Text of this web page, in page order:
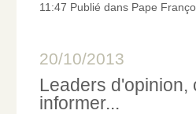
11:47 Publié dans Pape
20/10/2013
Leaders
informer...